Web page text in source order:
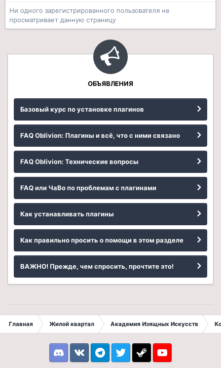
Ни одного зарегистрированного пользователя не
просматривает данную страницу
ОБЪЯВЛЕНИЯ
Базовый курс по установке плагинов
FAQ Oblivion: Плагины и всё, что с ними связано
FAQ Oblivion: Технические вопросы
FAQ или ЧаВо по проблемам с плагинами
Как устанавливать плагины
Как правильно просить о помощи в этом разделе
ВАЖНО! Прежде, чем спросить, прочтите это!
Главная Жилой квартал Академия Изящных Искусств
DiscordVK TelegramTwitter Steam Youtube